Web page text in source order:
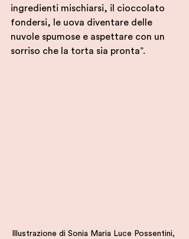
ingredienti mischiarsi, il cioccolato
fondersi, le uova diventare delle
nuvole spumose e aspettare con un
sorriso che la torta sia pronta”.
Illustrazione di Sonia Maria Luce Possentini,